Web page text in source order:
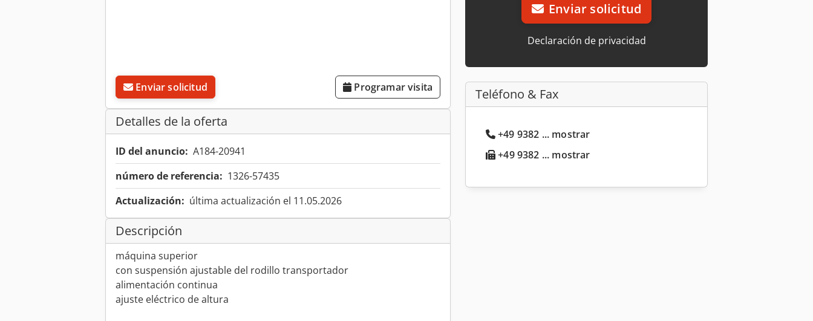
Enviar solicitud Programar visita
Detalles de la oferta
ID del anuncio: A184-20941
número de referencia: 1326-57435
Actualización: última actualización el 11.05.2026
Descripción
máquina superior
con suspensión ajustable del rodillo transportador
alimentación continua
ajuste eléctrico de altura
Enviar solicitud
Declaración de privacidad
Teléfono & Fax
+49 9382 ... mostrar
+49 9382 ... mostrar